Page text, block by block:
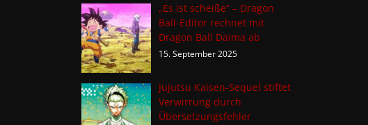
„Es ist scheiße“ – Dragon
Ball-Editor rechnet mit
Dragon Ball Daima ab
15. September 2025
Jujutsu Kaisen-Sequel stiftet
Verwirrung durch
Übersetzungsfehler